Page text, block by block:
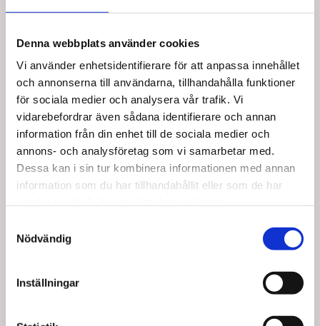
Denna webbplats använder cookies
Vi använder enhetsidentifierare för att anpassa innehållet
och annonserna till användarna, tillhandahålla funktioner
för sociala medier och analysera vår trafik. Vi
vidarebefordrar även sådana identifierare och annan
information från din enhet till de sociala medier och
annons- och analysföretag som vi samarbetar med.
Dessa kan i sin tur kombinera informationen med annan
information som du har tillhandahållit eller som de har
Nödvändig
Inställningar
theraband-flexbar-varianter
FlexBar från TheraBand
SEK 159,75
SEK 127,80 Exkl. moms
tb-handexerciser-varianter
TheraBand Hand
Exerciser
SEK 143,75
SEK 115,00 Exkl. moms